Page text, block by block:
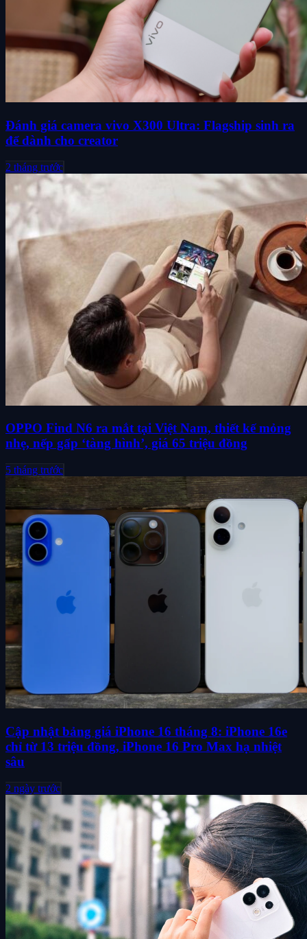
Đánh giá camera vivo X300 Ultra: Flagship sinh ra
để dành cho creator
2 tháng trước
OPPO Find N6 ra mắt tại Việt Nam, thiết kế mỏng
nhẹ, nếp gấp ‘tàng hình’, giá 65 triệu đồng
5 tháng trước
Cập nhật bảng giá iPhone 16 tháng 8: iPhone 16e
chỉ từ 13 triệu đồng, iPhone 16 Pro Max hạ nhiệt
sâu
2 ngày trước